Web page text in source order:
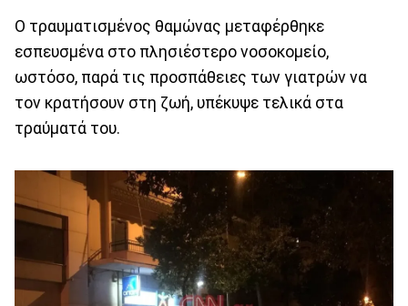
Ο τραυματισμένος θαμώνας μεταφέρθηκε
εσπευσμένα στο πλησιέστερο νοσοκομείο,
ωστόσο, παρά τις προσπάθειες των γιατρών να
τον κρατήσουν στη ζωή, υπέκυψε τελικά στα
τραύματά του.